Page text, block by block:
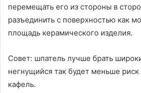
перемещать его из стороны в
разъединить с поверхностью как
площадь керамического изделия.
Совет: шпатель лучше брать
негнущийся так будет меньше
кафель.